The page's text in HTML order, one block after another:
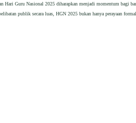
Hari Guru Nasional 2025 diharapkan menjadi momentum bagi
publik secara luas, HGN 2025 bukan hanya perayaan